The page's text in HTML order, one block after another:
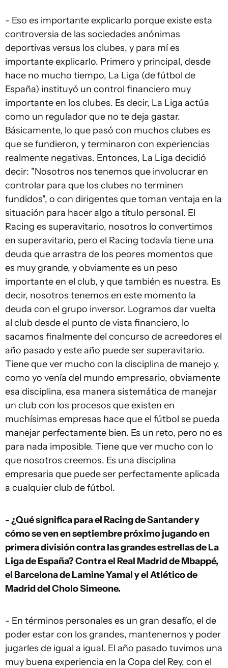
- Eso es importante explicarlo porque existe esta
controversia de las sociedades anónimas
deportivas versus los clubes, y para mí es
importante explicarlo. Primero y principal, desde
hace no mucho tiempo, La Liga (de fútbol de
España) instituyó un control financiero muy
importante en los clubes. Es decir, La Liga actúa
como un regulador que no te deja gastar.
Básicamente, lo que pasó con muchos clubes es
que se fundieron, y terminaron con experiencias
realmente negativas. Entonces, La Liga decidió
decir: "Nosotros nos tenemos que involucrar en
controlar para que los clubes no terminen
fundidos", o con dirigentes que toman ventaja en la
situación para hacer algo a título personal. El
Racing es superavitario, nosotros lo convertimos
en superavitario, pero el Racing todavía tiene una
deuda que arrastra de los peores momentos que
es muy grande, y obviamente es un peso
importante en el club, y que también es nuestra. Es
decir, nosotros tenemos en este momento la
deuda con el grupo inversor. Logramos dar vuelta
al club desde el punto de vista financiero, lo
sacamos finalmente del concurso de acreedores el
año pasado y este año puede ser superavitario.
Tiene que ver mucho con la disciplina de manejo y,
como yo venía del mundo empresario, obviamente
esa disciplina, esa manera sistemática de manejar
un club con los procesos que existen en
muchísimas empresas hace que el fútbol se pueda
manejar perfectamente bien. Es un reto, pero no es
para nada imposible. Tiene que ver mucho con lo
que nosotros creemos. Es una disciplina
empresaria que puede ser perfectamente aplicada
a cualquier club de fútbol.
- ¿Qué significa para el Racing de Santander y
cómo se ven en septiembre próximo jugando en
primera división contra las grandes estrellas de La
Liga de España? Contra el Real Madrid de Mbappé,
el Barcelona de Lamine Yamal y el Atlético de
Madrid del Cholo Simeone.
- En términos personales es un gran desafío, el de
poder estar con los grandes, mantenernos y poder
jugarles de igual a igual. El año pasado tuvimos una
muy buena experiencia en la Copa del Rey, con el